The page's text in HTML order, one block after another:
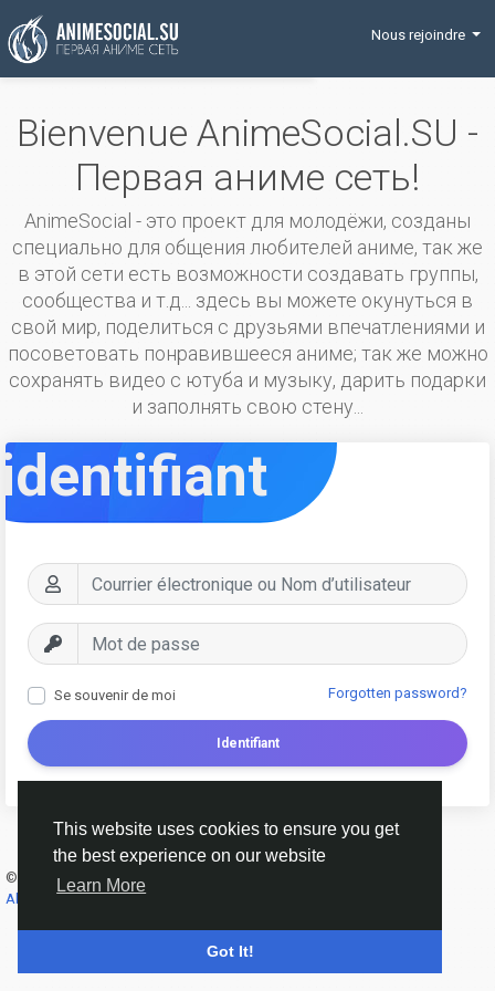
This website uses cookies to ensure you get
the best experience on our website
Learn More
Got It!
Funding
Nous rejoindre
Bienvenue AnimeSocial.SU -
Первая аниме сеть!
AnimeSocial - это проект для молодёжи, созданы
специально для общения любителей аниме, так же
в этой сети есть возможности создавать группы,
сообщества и т.д... здесь вы можете окунуться в
свой мир, поделиться с друзьями впечатлениями и
посоветовать понравившееся аниме; так же можно
сохранять видео с ютуба и музыку, дарить подарки
и заполнять свою стену...
identifiant
Se souvenir de moi Forgotten password?
Identifiant
© 2026 AnimeSocial.SU - Первая аниме сеть!
About
Conditions Confidentialité